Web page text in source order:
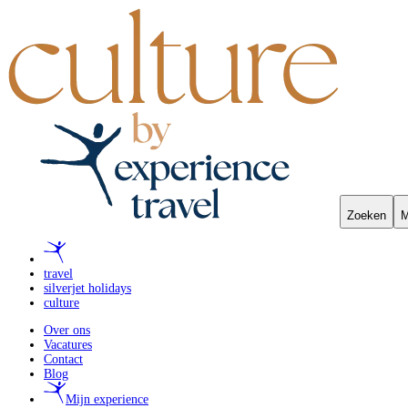
Zoeken
travel
silverjet holidays
culture
Over ons
Vacatures
Contact
Blog
Mijn experience